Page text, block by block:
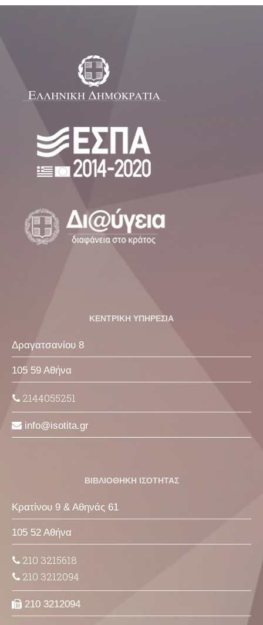
ΚΕΝΤΡΙΚΗ ΥΠΗΡΕΣΙΑ
Δραγατσανίου 8
105 59 Αθήνα
2144055251
info isotita gr
ΒΙΒΛΙΟΘΗΚΗ ΙΣΟΤΗΤΑΣ
Κρατίνου 9 & Αθηνάς 61
105 52 Αθήνα
210 3215618
210 3212094
210 3212094